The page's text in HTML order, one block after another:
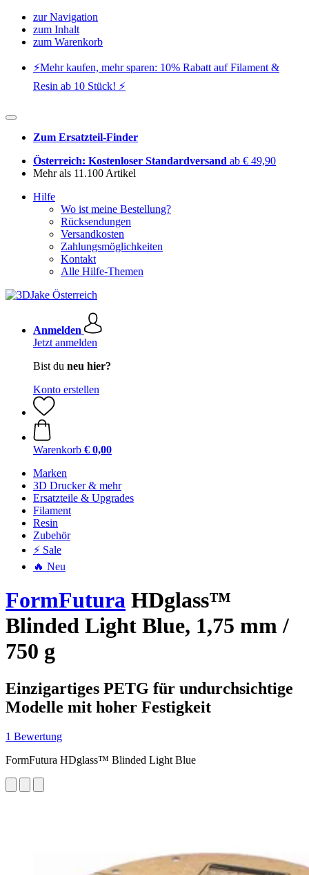
zur Navigation
zum Inhalt
zum Warenkorb
⚡️Mehr kaufen, mehr sparen: 10% Rabatt auf Filament &
Resin ab 10 Stück! ⚡️
Zum Ersatzteil-Finder
Österreich: Kostenloser Standardversand ab € 49,90
Mehr als 11.100 Artikel
Hilfe
Wo ist meine Bestellung?
Rücksendungen
Versandkosten
Zahlungsmöglichkeiten
Kontakt
Alle Hilfe-Themen
Anmelden
Jetzt anmelden
Bist du neu hier?
Konto erstellen
Warenkorb € 0,00
Marken
3D Drucker & mehr
Ersatzteile & Upgrades
Filament
Resin
Zubehör
⚡ Sale
🔥 Neu
FormFutura HDglass™
Blinded Light Blue, 1,75 mm /
750 g
Einzigartiges PETG für undurchsichtige
Modelle mit hoher Festigkeit
1 Bewertung
FormFutura HDglass™ Blinded Light Blue